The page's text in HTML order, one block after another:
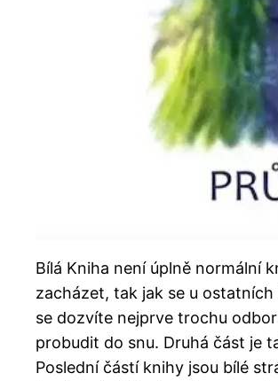
Bílá Kniha není úplně normální
zacházet, tak jak se u
se dozvíte nejprve trochu
probudit do snu. Druhá část je
Poslední částí knihy jsou bílé